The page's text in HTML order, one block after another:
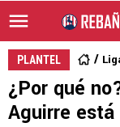
PLANTEL
¿Por qué
Aguirre